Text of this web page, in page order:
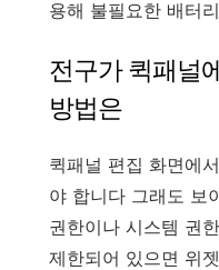
용해 불필요한 배터
전구가 퀵패널
방법은
퀵패널 편집 화면에
야 합니다 그래도 보
권한이나 시스템 권
제한되어 있으면 위